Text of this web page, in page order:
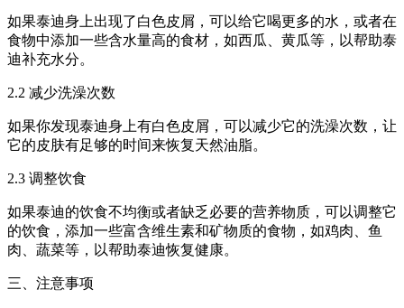
如果泰迪身上出现了白色皮屑，可以给它喝更多的水，或者在
食物中添加一些含水量高的食材，如西瓜、黄瓜等，以帮助泰
迪补充水分。
2.2 减少洗澡次数
如果你发现泰迪身上有白色皮屑，可以减少它的洗澡次数，让
它的皮肤有足够的时间来恢复天然油脂。
2.3 调整饮食
如果泰迪的饮食不均衡或者缺乏必要的营养物质，可以调整它
的饮食，添加一些富含维生素和矿物质的食物，如鸡肉、鱼
肉、蔬菜等，以帮助泰迪恢复健康。
三、注意事项